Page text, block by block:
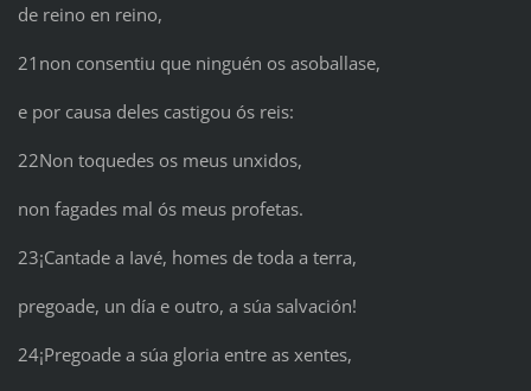
de reino en reino,
21non consentiu que ninguén os asoballase,
e por causa deles castigou ós reis:
22Non toquedes os meus unxidos,
non fagades mal ós meus profetas.
23¡Cantade a Iavé, homes de toda a terra,
pregoade, un día e outro, a súa salvación!
24¡Pregoade a súa gloria entre as xentes,